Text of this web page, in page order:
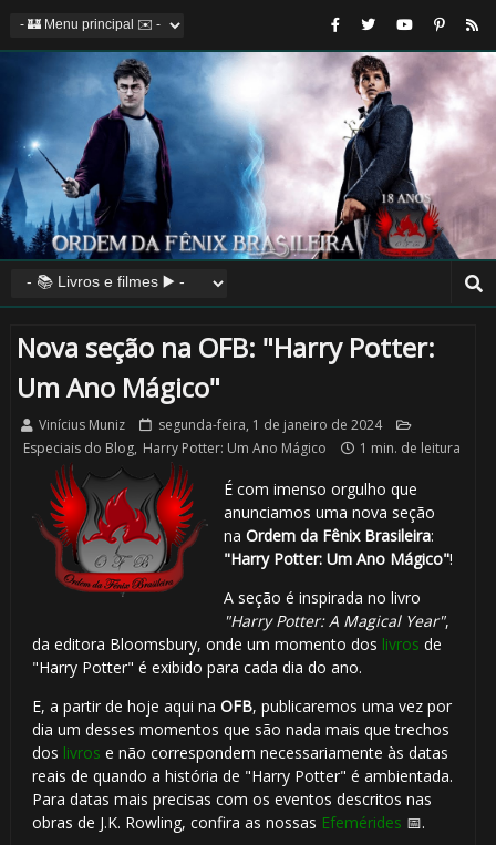
Nova seção na OFB: "Harry Potter:
Um Ano Mágico"
Vinícius Muniz
segunda-feira, 1 de janeiro de 2024
Especiais do Blog, Harry Potter: Um Ano Mágico 1 min. de leitura
É com imenso orgulho que
anunciamos uma nova seção
na Ordem da Fênix Brasileira:
"Harry Potter: Um Ano Mágico"!
A seção é inspirada no livro
"Harry Potter: A Magical Year",
da editora Bloomsbury, onde um momento dos livros de
"Harry Potter" é exibido para cada dia do ano.
E, a partir de hoje aqui na OFB, publicaremos uma vez por
dia um desses momentos que são nada mais que trechos
dos livros e não correspondem necessariamente às datas
reais de quando a história de "Harry Potter" é ambientada.
Para datas mais precisas com os eventos descritos nas
obras de J.K. Rowling, confira as nossas Efemérides 📅.